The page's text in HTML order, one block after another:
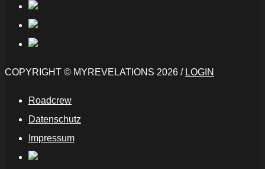
COPYRIGHT © MYREVELATIONS 2026 / LOGIN
Roadcrew
Datenschutz
Impressum